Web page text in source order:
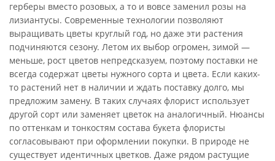
герберы вместо розовых, а то и вовсе заменил розы на
лизиантусы. Современные технологии позволяют
выращивать цветы круглый год, но даже эти растения
подчиняются сезону. Летом их выбор огромен, зимой —
меньше, рост цветов непредсказуем, поэтому поставки не
всегда содержат цветы нужного сорта и цвета. Если каких-
то растений нет в наличии и ждать поставку долго, мы
предложим замену. В таких случаях флорист использует
другой сорт или заменяет цветок на аналогичный. Нюансы
по оттенкам и тонкостям состава букета флористы
согласовывают при оформлении покупки. В природе не
существует идентичных цветков. Даже рядом растущие